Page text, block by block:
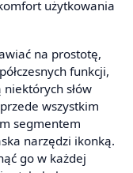
użytkowania
na prostotę,
funkcji,
słów
wszystkim
segmentem
narzędzi ikonką.
go w każdej